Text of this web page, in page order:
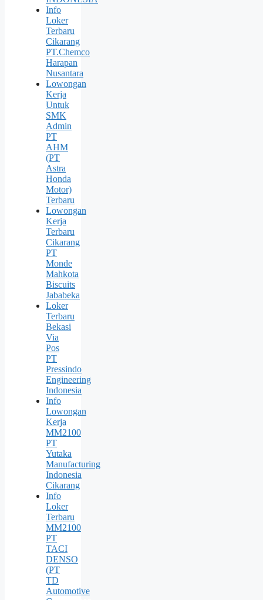
Info
Loker
Terbaru
Cikarang
PT.Chemco
Harapan
Nusantara
Lowongan
Kerja
Untuk
SMK
Admin
PT
AHM
(PT
Astra
Honda
Motor)
Terbaru
Lowongan
Kerja
Terbaru
Cikarang
PT
Monde
Mahkota
Biscuits
Jababeka
Loker
Terbaru
Bekasi
Via
Pos
PT
Pressindo
Engineering
Indonesia
Info
Lowongan
Kerja
MM2100
PT
Yutaka
Manufacturing
Indonesia
Cikarang
Info
Loker
Terbaru
MM2100
PT
TACI
DENSO
(PT
TD
Automotive